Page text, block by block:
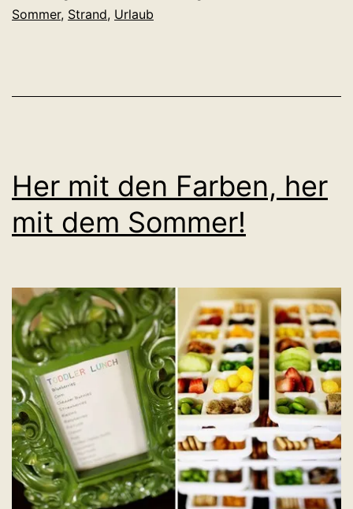
Sommer, Strand, Urlaub
Her mit den Farben, her
mit dem Sommer!